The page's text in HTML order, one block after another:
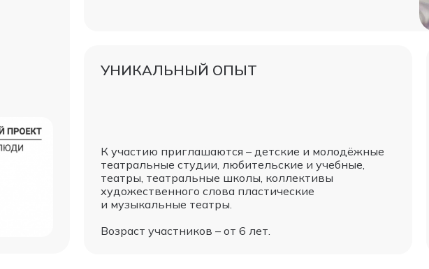
К участию приглашаются – детские и молодёжные
театральные студии, любительские и учебные,
театры, театральные школы, коллективы
художественного слова пластические
и музыкальные театры.
Возраст участников – от 6 лет.
УНИКАЛЬНЫЙ ОПЫТ